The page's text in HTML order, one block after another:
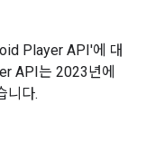
Player API'에 대
API는 2023년에
니다.